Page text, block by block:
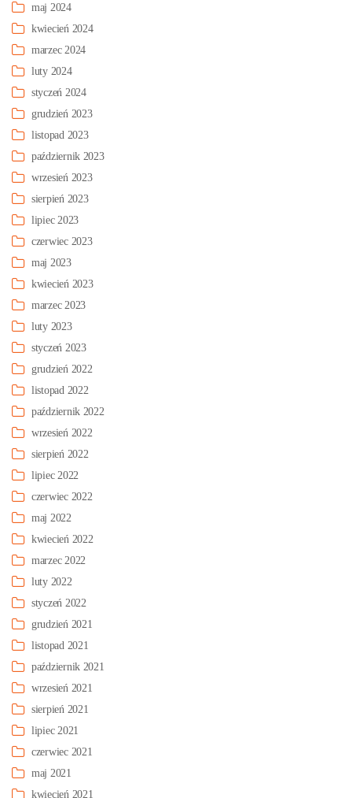
maj 2024
kwiecień 2024
marzec 2024
luty 2024
styczeń 2024
grudzień 2023
listopad 2023
październik 2023
wrzesień 2023
sierpień 2023
lipiec 2023
czerwiec 2023
maj 2023
kwiecień 2023
marzec 2023
luty 2023
styczeń 2023
grudzień 2022
listopad 2022
październik 2022
wrzesień 2022
sierpień 2022
lipiec 2022
czerwiec 2022
maj 2022
kwiecień 2022
marzec 2022
luty 2022
styczeń 2022
grudzień 2021
listopad 2021
październik 2021
wrzesień 2021
sierpień 2021
lipiec 2021
czerwiec 2021
maj 2021
kwiecień 2021